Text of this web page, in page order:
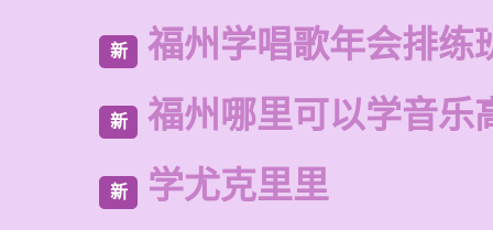
新 福州学唱歌年会排练
新 福州哪里可以学音乐
新 学尤克里里